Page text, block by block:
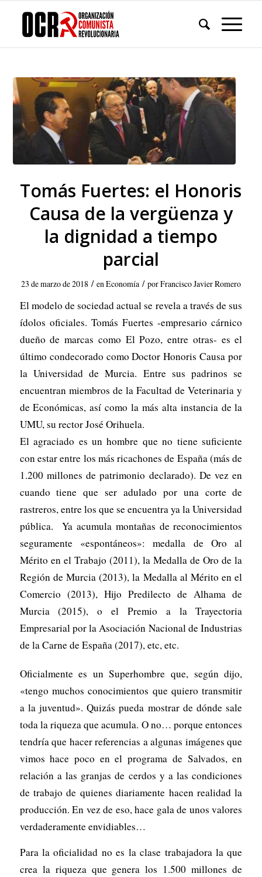
Tomás Fuertes: el Honoris
Causa de la vergüenza y
la dignidad a tiempo
parcial
23 de marzo de 2018 / enEconomía / porFrancisco Javier Romero
El modelo de sociedad actual se revela a través de sus
ídolos oficiales. Tomás Fuertes -empresario cárnico
dueño de marcas como El Pozo, entre otras- es el
último condecorado como Doctor Honoris Causa por
la Universidad de Murcia. Entre sus padrinos se
encuentran miembros de la Facultad de Veterinaria y
de Económicas, así como la más alta instancia de la
UMU, su rector José Orihuela.
El agraciado es un hombre que no tiene suficiente
con estar entre los más ricachones de España (más de
1.200 millones de patrimonio declarado). De vez en
cuando tiene que ser adulado por una corte de
rastreros, entre los que se encuentra ya la Universidad
pública. Ya acumula montañas de reconocimientos
seguramente «espontáneos»: medalla de Oro al
Mérito en el Trabajo (2011), la Medalla de Oro de la
Región de Murcia (2013), la Medalla al Mérito en el
Comercio (2013), Hijo Predilecto de Alhama de
Murcia (2015), o el Premio a la Trayectoria
Empresarial por la Asociación Nacional de Industrias
de la Carne de España (2017), etc, etc.
Oficialmente es un Superhombre que, según dijo,
«tengo muchos conocimientos que quiero transmitir
a la juventud». Quizás pueda mostrar de dónde sale
toda la riqueza que acumula. O no… porque entonces
tendría que hacer referencias a algunas imágenes que
vimos hace poco en el programa de Salvados, en
relación a las granjas de cerdos y a las condiciones
de trabajo de quienes diariamente hacen realidad la
producción. En vez de eso, hace gala de unos valores
verdaderamente envidiables…
Para la oficialidad no es la clase trabajadora la que
crea la riqueza que genera los 1.500 millones de